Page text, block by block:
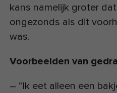
kans namelijk groter
ongezonds als dit
was.
Voorbeelden van
– “Ik eet alleen een